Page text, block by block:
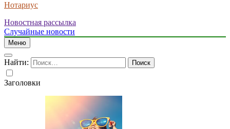
Нотариус
Новостная рассылка
Случайные новости
Меню
Найти:
Заголовки